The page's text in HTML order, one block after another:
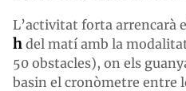
L’activitat forta arrencarà
h del matí amb la
50 obstacles), on els
basin el cronòmetre entre